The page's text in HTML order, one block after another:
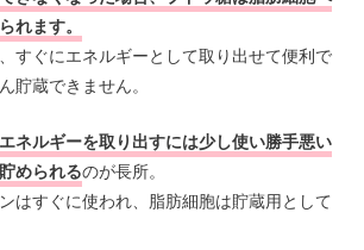
れます。
すぐにエネルギーとして取り出せて便利で
貯蔵できません。
ネルギーを取り出すには少し使い勝手悪い
められるのが長所。
はすぐに使われ、脂肪細胞は貯蔵用として